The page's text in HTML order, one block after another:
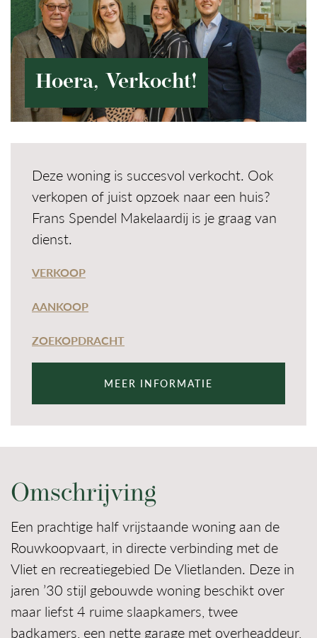
Hoera, Verkocht!
Deze woning is succesvol verkocht. Ook
verkopen of juist opzoek naar een huis?
Frans Spendel Makelaardij is je graag van
dienst.
VERKOOP
AANKOOP
ZOEKOPDRACHT
MEER INFORMATIE
Omschrijving
Een prachtige half vrijstaande woning aan de
Rouwkoopvaart, in directe verbinding met de
Vliet en recreatiegebied De Vlietlanden. Deze in
jaren ’30 stijl gebouwde woning beschikt over
maar liefst 4 ruime slaapkamers, twee
badkamers, een nette garage met overheaddeur,